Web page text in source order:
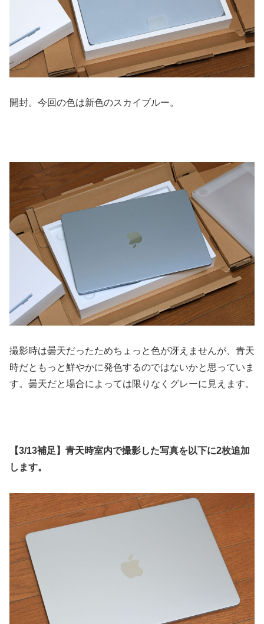
開封。今回の色は新色のスカイブルー。
撮影時は曇天だったためちょっと色が冴えませんが、青天
時だともっと鮮やかに発色するのではないかと思っていま
す。曇天だと場合によっては限りなくグレーに見えます。
【3/13補足】青天時室内で撮影した写真を以下に2枚追加
します。